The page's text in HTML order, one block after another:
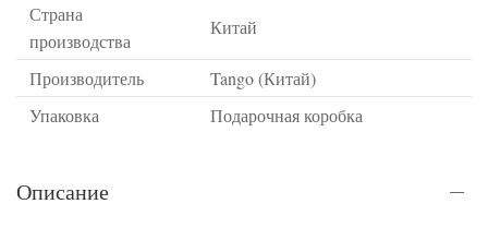
Страна
производства
Китай
Производитель
Tango (Китай)
Упаковка
Подарочная коробка
Описание